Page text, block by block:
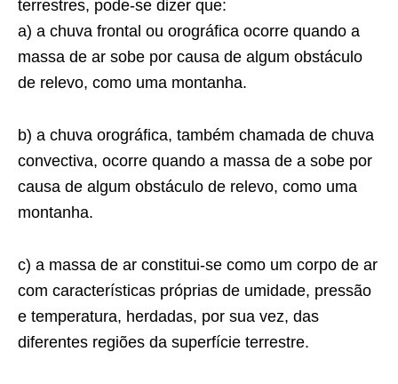
terrestres, pode-se dizer que:
a) a chuva frontal ou orográfica ocorre quando a
massa de ar sobe por causa de algum obstáculo
de relevo, como uma montanha.
b) a chuva orográfica, também chamada de chuva
convectiva, ocorre quando a massa de a sobe por
causa de algum obstáculo de relevo, como uma
montanha.
c) a massa de ar constitui-se como um corpo de ar
com características próprias de umidade, pressão
e temperatura, herdadas, por sua vez, das
diferentes regiões da superfície terrestre.